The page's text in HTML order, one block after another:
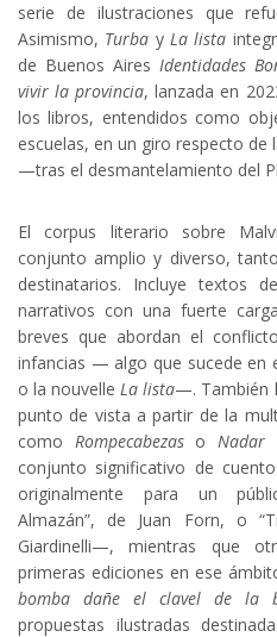
serie de ilustraciones que
Asimismo, Turba y La lista
de Buenos Aires Identidades
vivir la provincia, lanzada en
los libros, entendidos como
escuelas, en un giro respecto de
—tras el desmantelamiento del
El corpus literario sobre
conjunto amplio y diverso,
destinatarios. Incluye textos
narrativos con una fuerte
breves que abordan el
infancias — algo que sucede en
o la nouvelle La lista—. También
punto de vista a partir de la
como Rompecabezaso Nadar
conjunto significativo de
originalmente para un
Almazán”, de Juan Forn, o
Giardinelli—, mientras que
primeras ediciones en ese
bomba dañe el clavel de la
propuestas ilustradas